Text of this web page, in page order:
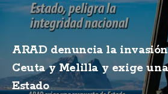
ARAD denuncia la
Ceuta y Melilla y exige
Estado